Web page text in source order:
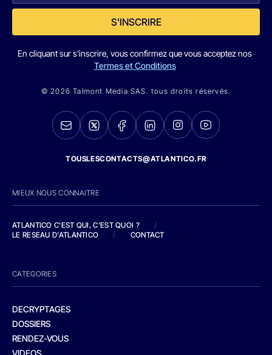
S'INSCRIRE
En cliquant sur s'inscrire, vous confirmez que vous acceptez nos
Termes et Conditions
© 2026 Talmont Media SAS. tous droits réservés.
TOUSLESCONTACTS@ATLANTICO.FR
MIEUX NOUS CONNAITRE
ATLANTICO C'EST QUI, C'EST QUOI ?
/
LE RESEAU D'ATLANTICO
/ CONTACT
CATEGORIES
DECRYPTAGES
DOSSIERS
RENDEZ-VOUS
VIDEOS